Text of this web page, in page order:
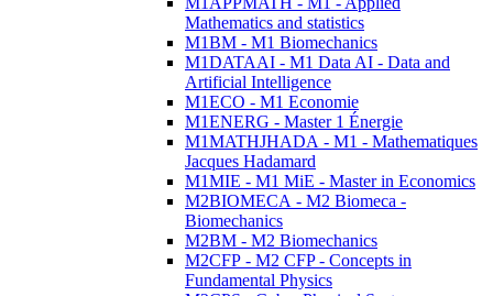
Mathematics and statistics
M1BM - M1 Biomechanics
M1DATAAI - M1 Data AI - Data and
Artificial Intelligence
M1ECO - M1 Economie
M1ENERG - Master 1 Énergie
M1MATHJHADA - M1 - Mathematiques
Jacques Hadamard
M1MIE - M1 MiE - Master in Economics
M2BIOMECA - M2 Biomeca -
Biomechanics
M2BM - M2 Biomechanics
M2CFP - M2 CFP - Concepts in
Fundamental Physics